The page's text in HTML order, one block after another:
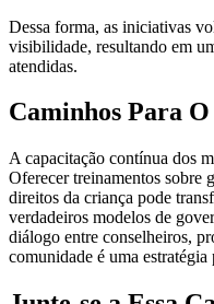
Dessa forma, as iniciativas
visibilidade, resultando em
atendidas.
Caminhos Para
A capacitação contínua dos
Oferecer treinamentos sobre
direitos da criança pode
verdadeiros modelos de
diálogo entre conselheiros,
comunidade é uma estratégia